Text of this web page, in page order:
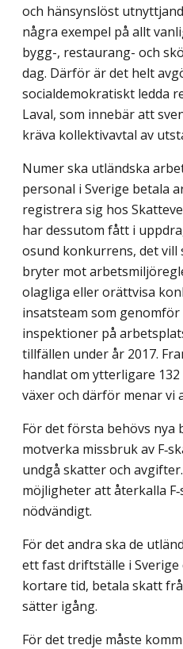
och hänsynslöst
några exempel på allt
bygg-, restaurang- och
dag. Därför är det helt
socialdemokratiskt ledda
Laval, som innebär att
kräva kollektivavtal av
Numer ska utländska
personal i Sverige betala
registrera sig hos
har dessutom fått i
osund konkurrens, det vill
bryter mot
olagliga eller orättvisa
insatsteam som
inspektioner på
tillfällen under år 2017.
handlat om ytterligare
växer och därför menar vi
För det första behövs nya
motverka missbruk av
undgå skatter och
möjligheter att återkalla
nödvändigt.
För det andra ska de
ett fast driftställe i
kortare tid, betala skatt
sätter igång.
För det tredje måste